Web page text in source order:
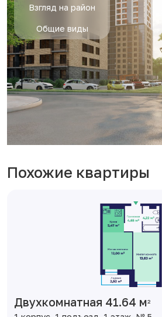
Взгляд на район
Общие виды
Похожие квартиры
Двухкомнатная 41.64 м2